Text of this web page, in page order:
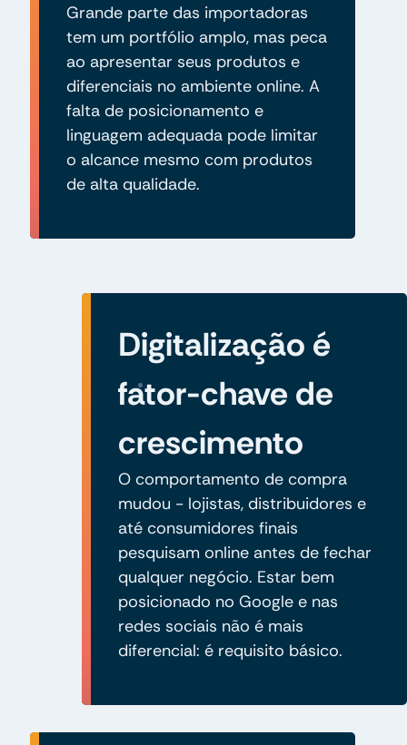
Grande parte das importadoras
tem um portfólio amplo, mas peca
ao apresentar seus produtos e
diferenciais no ambiente online. A
falta de posicionamento e
linguagem adequada pode limitar
o alcance mesmo com produtos
de alta qualidade.
Digitalização é
fator-chave de
crescimento
O comportamento de compra
mudou - lojistas, distribuidores e
até consumidores finais
pesquisam online antes de fechar
qualquer negócio. Estar bem
posicionado no Google e nas
redes sociais não é mais
diferencial: é requisito básico.